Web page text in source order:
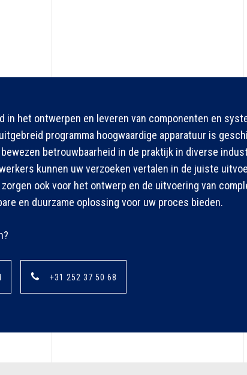
in het ontwerpen en leveren van componenten en
programma hoogwaardige apparatuur is
betrouwbaarheid in de praktijk in diverse
kunnen uw verzoeken vertalen in de juiste
ook voor het ontwerp en de uitvoering van
en duurzame oplossing voor uw proces bieden.
+31 252 37 50 68